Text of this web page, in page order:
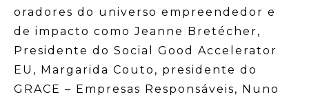
oradores do universo empreendedor e
de impacto como Jeanne Bretécher,
Presidente do Social Good Accelerator
EU, Margarida Couto, presidente do
GRACE – Empresas Responsáveis, Nuno